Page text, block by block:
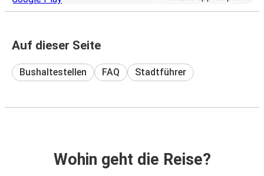
Auf dieser Seite
Bushaltestellen FAQ Stadtführer
Wohin geht die Reise?